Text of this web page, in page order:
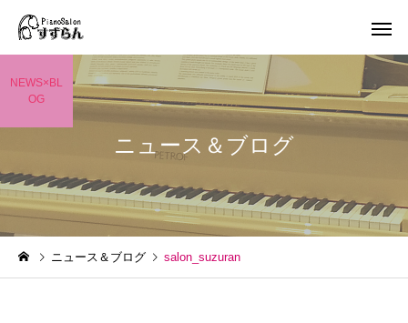
ニュース＆ブログ
NEWS×BL
OG
ニュース＆ブログ salon_suzuran